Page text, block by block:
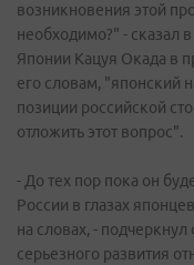
возникновения этой
необходимо?" - сказал
Японии Кацуя Окада в
его словам, "японский
позиции российской
отложить этот вопрос".
- До тех пор пока он
России в глазах
на словах, -
серьезного развития